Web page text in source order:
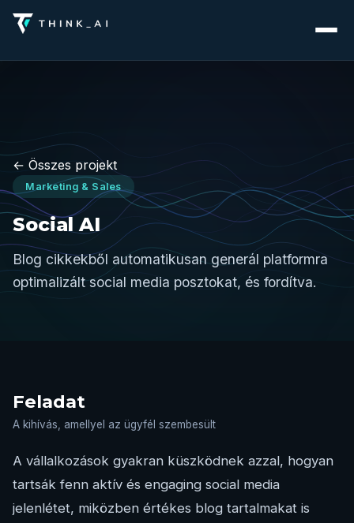
← Összes projekt
Marketing & Sales
Social AI
Blog cikkekből automatikusan generál platformra
optimalizált social media posztokat, és fordítva.
Feladat
A kihívás, amellyel az ügyfél szembesült
A vállalkozások gyakran küszködnek azzal, hogyan
tartsák fenn aktív és engaging social media
jelenlétet, miközben értékes blog tartalmakat is